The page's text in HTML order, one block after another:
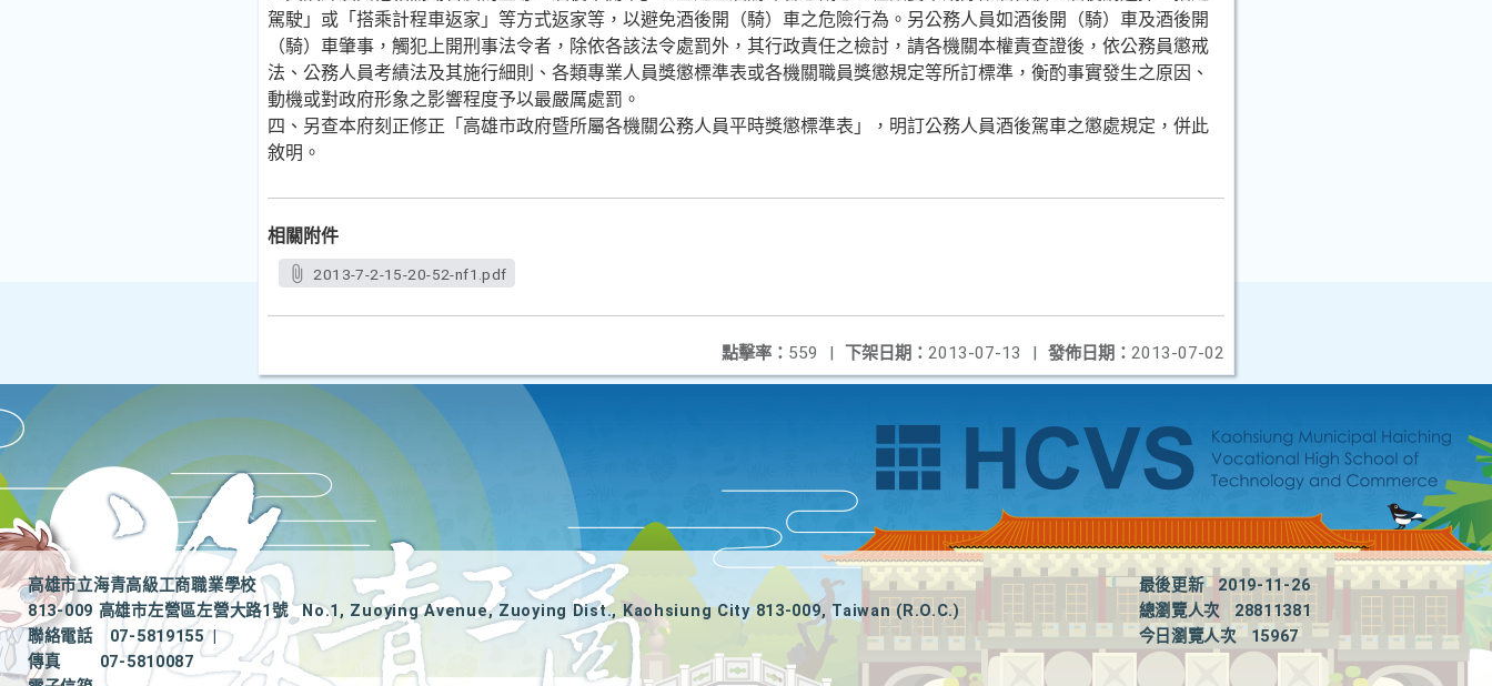
駕駛」或「搭乘計程車返家」等方式返家等，以避免酒後開（騎）車之危險行為。另公務人員如酒後開（騎）車及酒後開
（騎）車肇事，觸犯上開刑事法令者，除依各該法令處罰外，其行政責任之檢討，請各機關本權責查證後，依公務員懲戒
法、公務人員考績法及其施行細則、各類專業人員獎懲標準表或各機關職員獎懲規定等所訂標準，衡酌事實發生之原因、
動機或對政府形象之影響程度予以最嚴厲處罰。
四、另查本府刻正修正「高雄市政府暨所屬各機關公務人員平時獎懲標準表」，明訂公務人員酒後駕車之懲處規定，併此
敘明。
相關附件
2013-7-2-15-20-52-nf1.pdf
發佈日期： 2013-07-02
下架日期： 2013-07-13 |
點擊率： 559 |
高雄市立海青高級工商職業學校
813-009 高雄市左營區左營大路1號
No.1, Zuoying Avenue, Zuoying Dist., Kaohsiung City 813-009, Taiwan (R.O.C.)
聯絡電話
07-5819155
|
傳真
07-5810087
最後更新
2019-11-26
總瀏覽人次
28811381
今日瀏覽人次
15967